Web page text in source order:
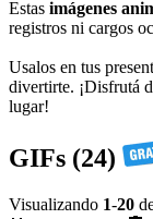
Estas imágenes
registros ni cargos
Usalos en tus
divertirte. ¡Disfrutá
lugar!
GIFs (24)
Visualizando 1-20